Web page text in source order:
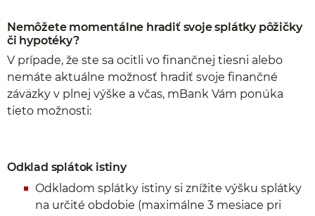
Nemôžete momentálne hradiť svoje splátky pôžičky
či hypotéky?
V prípade, že ste sa ocitli vo finančnej tiesni alebo
nemáte aktuálne možnosť hradiť svoje finančné
záväzky v plnej výške a včas, mBank Vám ponúka
tieto možnosti:
Odklad splátok istiny
Odkladom splátky istiny si znížite výšku splátky
na určité obdobie (maximálne 3 mesiace pri